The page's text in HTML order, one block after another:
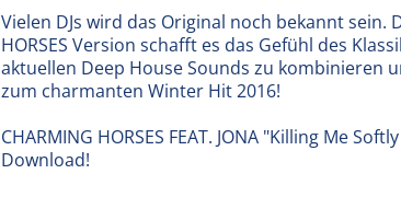
Vielen DJs wird das Original noch bekannt sein.
HORSES Version schafft es das Gefühl des
aktuellen Deep House Sounds zu kombinieren
zum charmanten Winter Hit 2016!
CHARMING HORSES FEAT. JONA "Killing Me
Download!